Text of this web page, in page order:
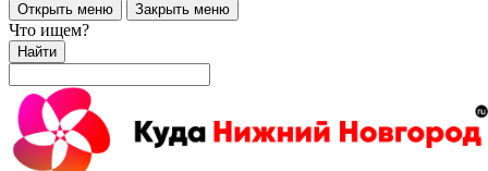
Открыть меню Закрыть меню
Что ищем?
Найти